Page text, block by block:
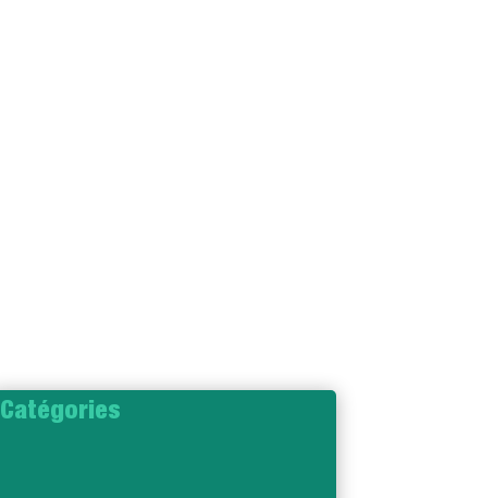
Catégories